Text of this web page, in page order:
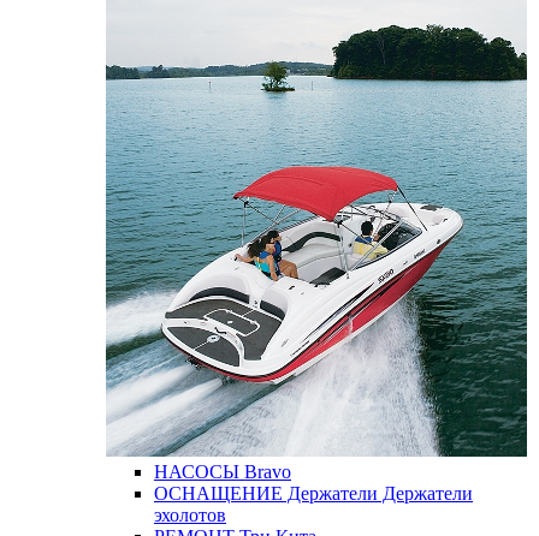
НАСОСЫ Bravo
ОСНАЩЕНИЕ Держатели Держатели
эхолотов